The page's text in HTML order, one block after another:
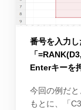
番号を入力
「
Enterキーを
今回の例だ
もとに、「